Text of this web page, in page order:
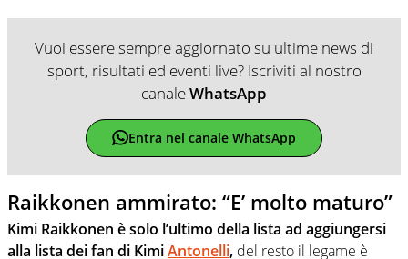
Vuoi essere sempre aggiornato su ultime news di
sport, risultati ed eventi live? Iscriviti al nostro
canaleWhatsApp
Entra nel canale WhatsApp
Raikkonen ammirato: “E’ molto maturo”
Kimi Raikkonen è solo l’ultimo della lista ad aggiungersi
alla lista dei fan di KimiAntonelli, del resto il legame è